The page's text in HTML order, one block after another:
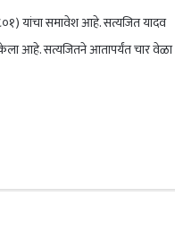
यांचा समावेश आहे. सत्यजित यादव
केला आहे. सत्यजितने आतापर्यंत चार वेळा